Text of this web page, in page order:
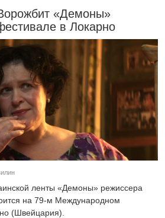
«Демоны»
в Локарно
ленты «Демоны» режиссера
на 79-м Международном
(Швейцария).